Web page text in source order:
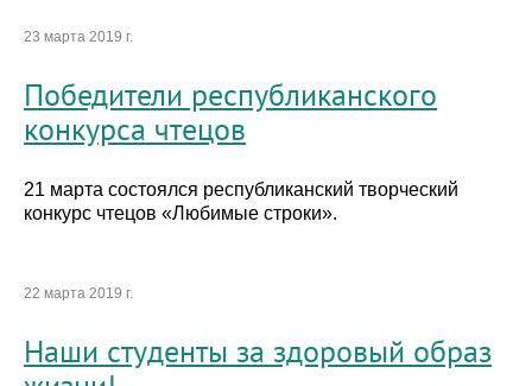
23 марта 2019 г.
Победители республиканского
конкурса чтецов
21 марта состоялся республиканский творческий
конкурс чтецов «Любимые строки».
22 марта 2019 г.
Наши студенты за здоровый образ